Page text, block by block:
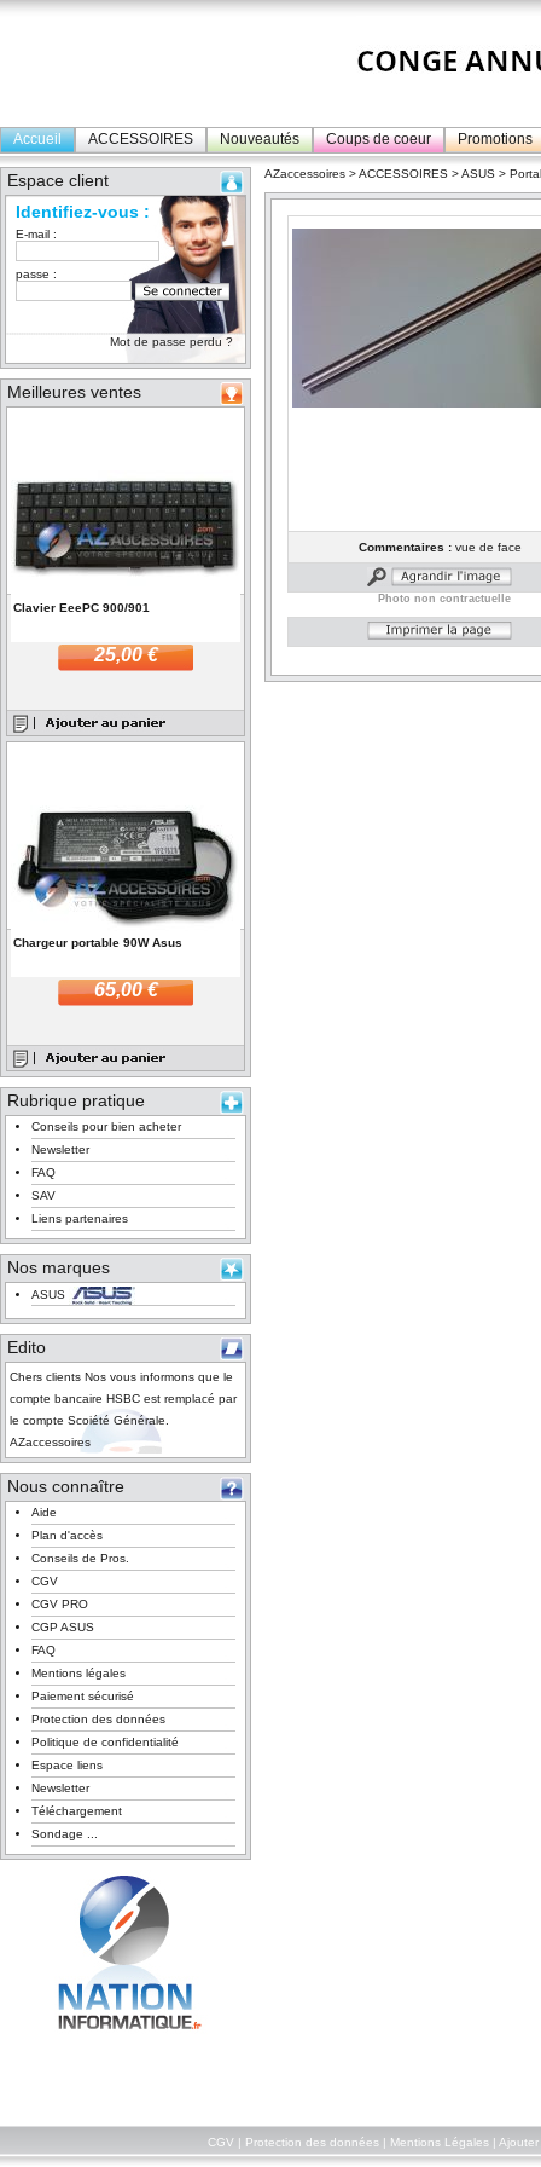
Accueil ACCESSOIRES Nouveautés Coups de coeur Promotions
Espace client
Identifiez-vous :
E-mail :
passe :
Mot de passe perdu ?
Meilleures ventes
Clavier EeePC 900/901
25,00 €
Chargeur portable 90W Asus
65,00 €
Rubrique pratique
Conseils pour bien acheter
Newsletter
FAQ
SAV
Liens partenaires
Nos marques
ASUS
Edito
Chers clients Nos vous informons que le
compte bancaire HSBC est remplacé par
le compte Scoiété Générale.
AZaccessoires
Nous connaître
Aide
Plan d'accès
Conseils de Pros.
CGV
CGV PRO
CGP ASUS
FAQ
Mentions légales
Paiement sécurisé
Protection des données
Politique de confidentialité
Espace liens
Newsletter
Téléchargement
Sondage ...
AZaccessoires >ACCESSOIRES >ASUS >
Commentaires :vue de face
Photo non contractuelle
CGV Protection des données| Mentions Légales| Ajouter